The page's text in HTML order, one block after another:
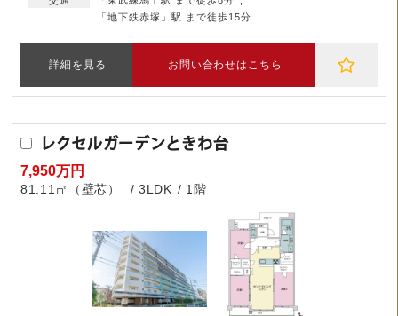
「地下鉄赤塚」駅 まで徒歩15分
詳細を見る お問い合わせはこちら
レクセルガーデンときわ台
7,950万円
81.11㎡（壁芯） 3LDK 1階